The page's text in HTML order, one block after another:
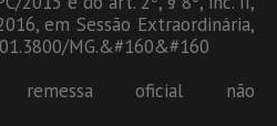
em Sessão Extraordinária,
MG.&#160&#160
oficial não